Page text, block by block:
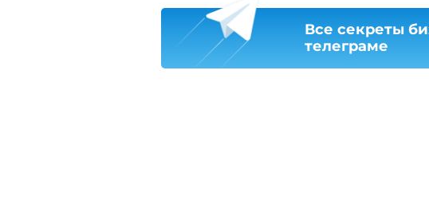
Все секреты
телеграме